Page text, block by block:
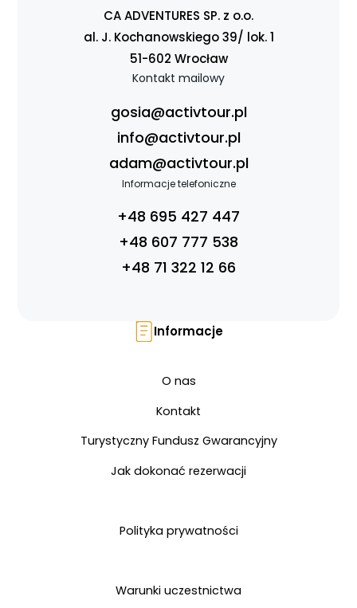
CA ADVENTURES SP. z o.o.
al. J. Kochanowskiego 39/ lok. 1
51-602 Wrocław
Kontakt mailowy
gosia@activtour.pl
info@activtour.pl
adam@activtour.pl
Informacje telefoniczne
+48 695 427 447
+48 607 777 538
+48 71 322 12 66
Informacje
O nas
Kontakt
Turystyczny Fundusz Gwarancyjny
Jak dokonać rezerwacji
Polityka prywatności
Warunki uczestnictwa